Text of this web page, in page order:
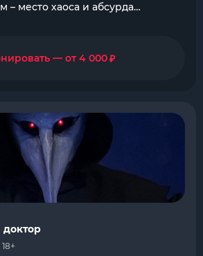
место хаоса и абсурда…
— от 4 000₽
доктор